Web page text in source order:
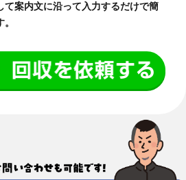
て案内文に沿って入力するだけで簡